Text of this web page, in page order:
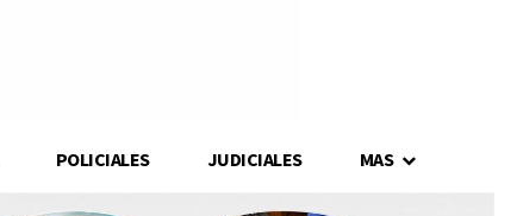
POLICIALES JUDICIALES MAS